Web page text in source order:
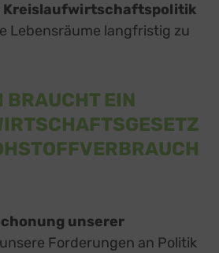
Kreislaufwirtschaftspolitik
Lebensräume langfristig zu
BRAUCHT EIN
unserer
Forderungen an Politik